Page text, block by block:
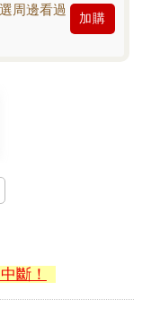
周邊看過
加購
斷！